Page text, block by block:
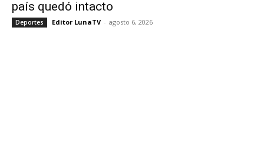
país quedó intacto
Deportes Editor LunaTV - agosto 6, 2026